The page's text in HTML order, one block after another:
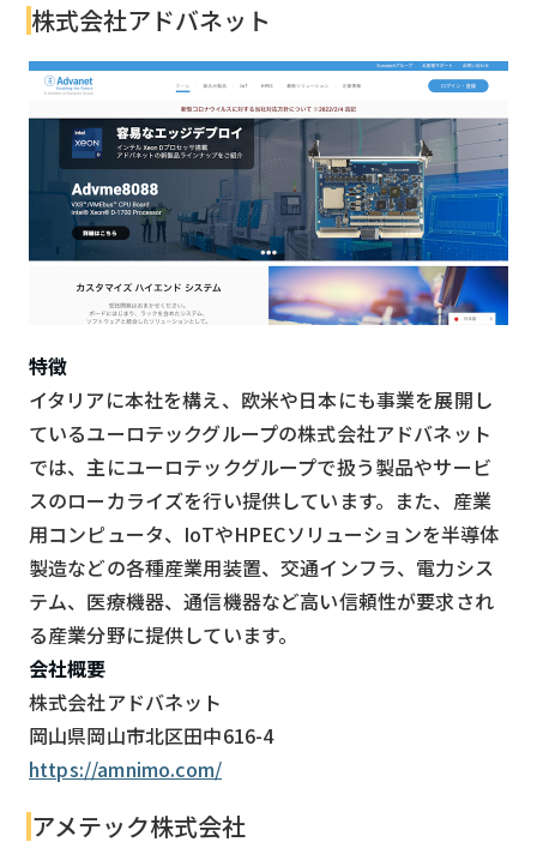
株式会社アドバネット
特徴
イタリアに本社を構え、欧米や日本にも事業を展開し
ているユーロテックグループの株式会社アドバネット
では、主にユーロテックグループで扱う製品やサービ
スのローカライズを行い提供しています。また、産業
用コンピュータ、IoTやHPECソリューションを半導体
製造などの各種産業用装置、交通インフラ、電力シス
テム、医療機器、通信機器など高い信頼性が要求され
る産業分野に提供しています。
会社概要
株式会社アドバネット
岡山県岡山市北区田中616-4
https://amnimo.com/
アメテック株式会社